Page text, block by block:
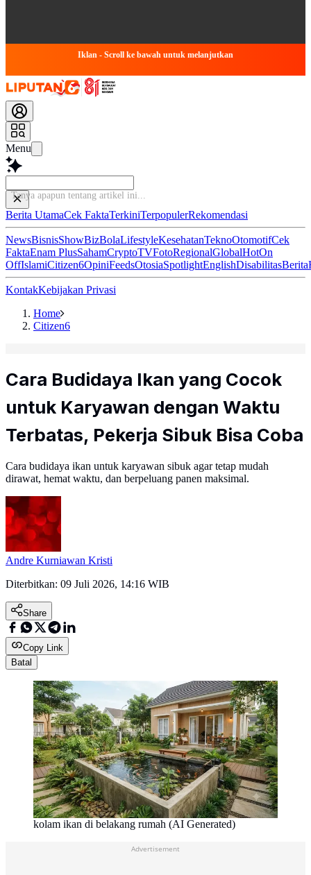
Iklan - Scroll ke bawah untuk melanjutkan
Menu
Tanya apapun
Berita UtamaCek FaktaTerkiniTerpopulerRekomendasi
NewsBisnisShowBizBolaLifestyleKesehatanTeknoOtomotifCek
FaktaEnam PlusSahamCryptoTVFotoRegionalGlobalHotOn
OffIslamiCitizen6OpiniFeedsOtosiaSpotlightEnglishDisabilitasBerita
KontakKebijakan Privasi
Home
Citizen6
Cara Budidaya Ikan yang Cocok
untuk Karyawan dengan Waktu
Terbatas, Pekerja Sibuk Bisa Coba
Cara budidaya ikan untuk karyawan sibuk agar tetap mudah
dirawat, hemat waktu, dan berpeluang panen maksimal.
Andre Kurniawan Kristi
Diterbitkan: 09 Juli 2026, 14:16 WIB
Share
Copy Link
Batal
kolam ikan di belakang rumah (AI Generated)